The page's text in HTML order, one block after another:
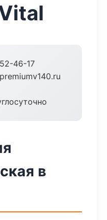
46-17
в